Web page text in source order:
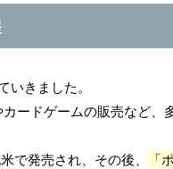
いきました。
ードゲームの販売など、
で発売され、その後、
「